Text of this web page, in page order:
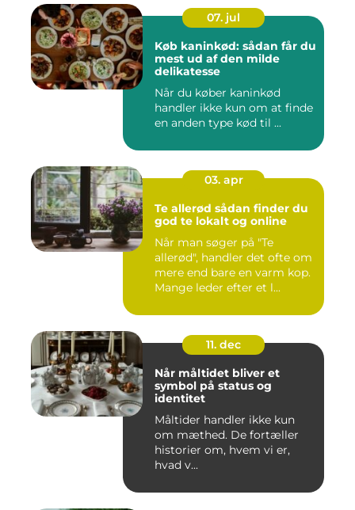
07. jul
Køb kaninkød: sådan får du
mest ud af den milde
delikatesse
Når du køber kaninkød
handler ikke kun om at finde
en anden type kød til ...
03. apr
Te allerød sådan finder du
god te lokalt og online
Når man søger på "Te
allerød", handler det ofte om
mere end bare en varm kop.
Mange leder efter et l...
11. dec
Når måltidet bliver et
symbol på status og
identitet
Måltider handler ikke kun
om mæthed. De fortæller
historier om, hvem vi er,
hvad v...